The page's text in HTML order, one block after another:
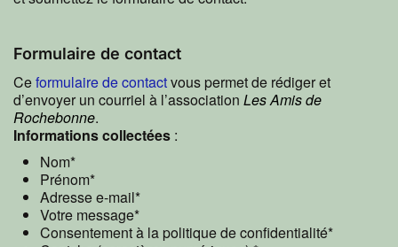
Formulaire de contact
Ceformulaire de contactvous permet de rédiger et
d’envoyer un courriel à l’association Les Amis de
Rochebonne.
Informations collectées :
Nom*
Prénom*
Adresse e-mail*
Votre message*
Consentement à la politique de confidentialité*